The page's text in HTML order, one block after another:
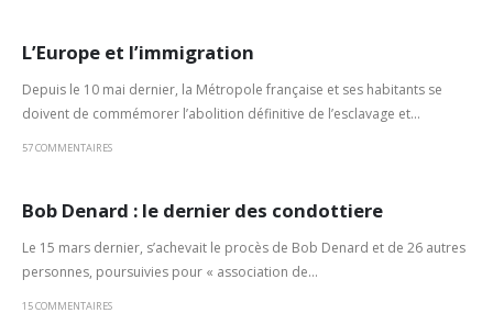
L’Europe et l’immigration
Depuis le 10 mai dernier, la Métropole française et ses habitants se
doivent de commémorer l’abolition définitive de l’esclavage et...
57 COMMENTAIRES
Bob Denard : le dernier des condottiere
Le 15 mars dernier, s’achevait le procès de Bob Denard et de 26 autres
personnes, poursuivies pour « association de...
15 COMMENTAIRES